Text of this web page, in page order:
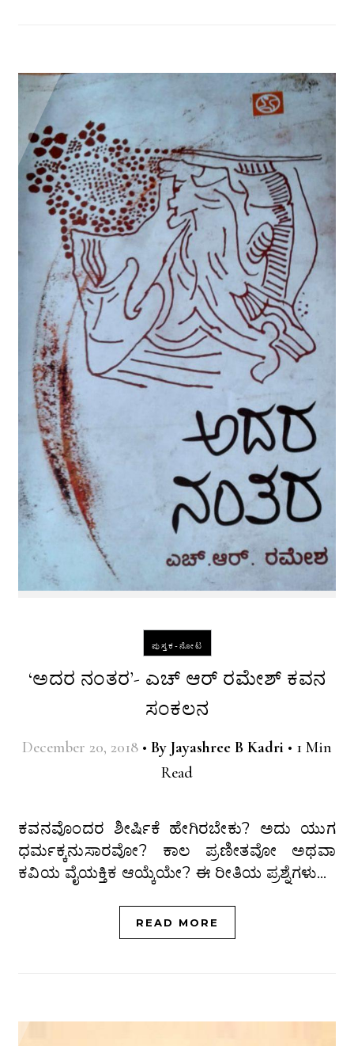
ಪುಸ್ತಕ-ನೋಟ
‘ಅದರ ನಂತರ’- ಎಚ್ ಆರ್ ರಮೇಶ್ ಕವನ
ಸಂಕಲನ
December 20, 2018 • By Jayashree B Kadri • 1 Min
Read
ಕವನವೊಂದರ ಶೀರ್ಷಿಕೆ ಹೇಗಿರಬೇಕು? ಅದು ಯುಗ
ಧರ್ಮಕ್ಕನುಸಾರವೋ? ಕಾಲ ಪ್ರಣೀತವೋ ಅಥವಾ
ಕವಿಯ ವೈಯಕ್ತಿಕ ಆಯ್ಕೆಯೇ? ಈ ರೀತಿಯ ಪ್ರಶ್ನೆಗಳು…
READ MORE